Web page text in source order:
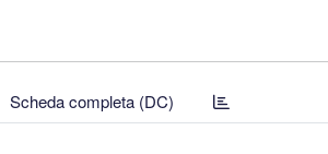
Scheda completa (DC)